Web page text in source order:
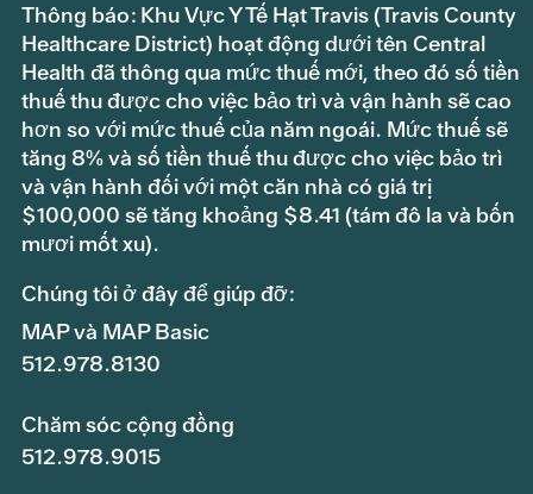
Thông báo: Khu Vực Y Tế Hạt Travis (Travis County
Healthcare District) hoạt động dưới tên Central
Health đã thông qua mức thuế mới, theo đó số tiền
thuế thu được cho việc bảo trì và vận hành sẽ cao
hơn so với mức thuế của năm ngoái. Mức thuế sẽ
tăng 8% và số tiền thuế thu được cho việc bảo trì
và vận hành đối với một căn nhà có giá trị
$100,000 sẽ tăng khoảng $8.41 (tám đô la và bốn
mươi mốt xu).
Chúng tôi ở đây để giúp đỡ:
MAP và MAP Basic
512.978.8130
Chăm sóc cộng đồng
512.978.9015